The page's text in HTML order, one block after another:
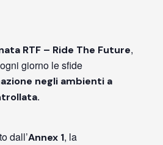
RTF – Ride The Future,
giorno le sfide
negli ambienti a
dall’Annex 1, la